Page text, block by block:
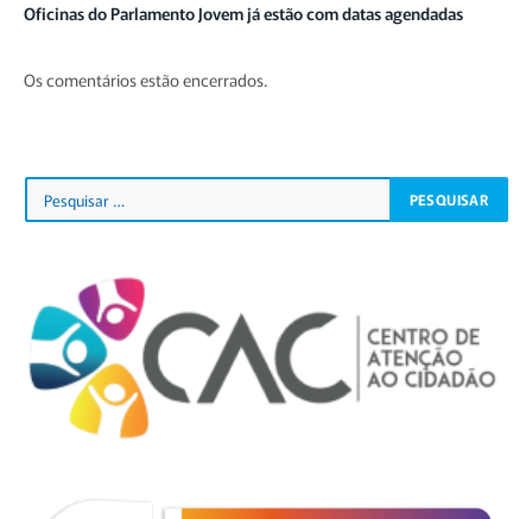
Oficinas do Parlamento Jovem já estão com datas agendadas
Os comentários estão encerrados.